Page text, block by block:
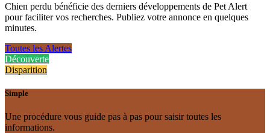
Chien perdu bénéficie des derniers développements de Pet Alert
pour faciliter vos recherches. Publiez votre annonce en quelques
minutes.
Toutes les Alertes
Découverte
Disparition
Simple
Une procédure vous guide pas à pas pour saisir toutes les
informations.